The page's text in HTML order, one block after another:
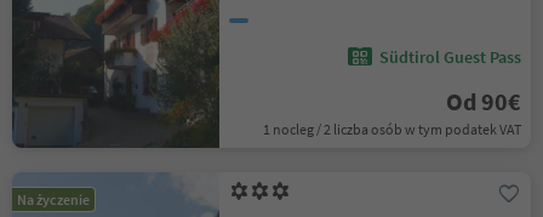
Südtirol Guest Pass
Od 90€
1 nocleg / 2 liczba osób w tym podatek VAT
Na życzenie